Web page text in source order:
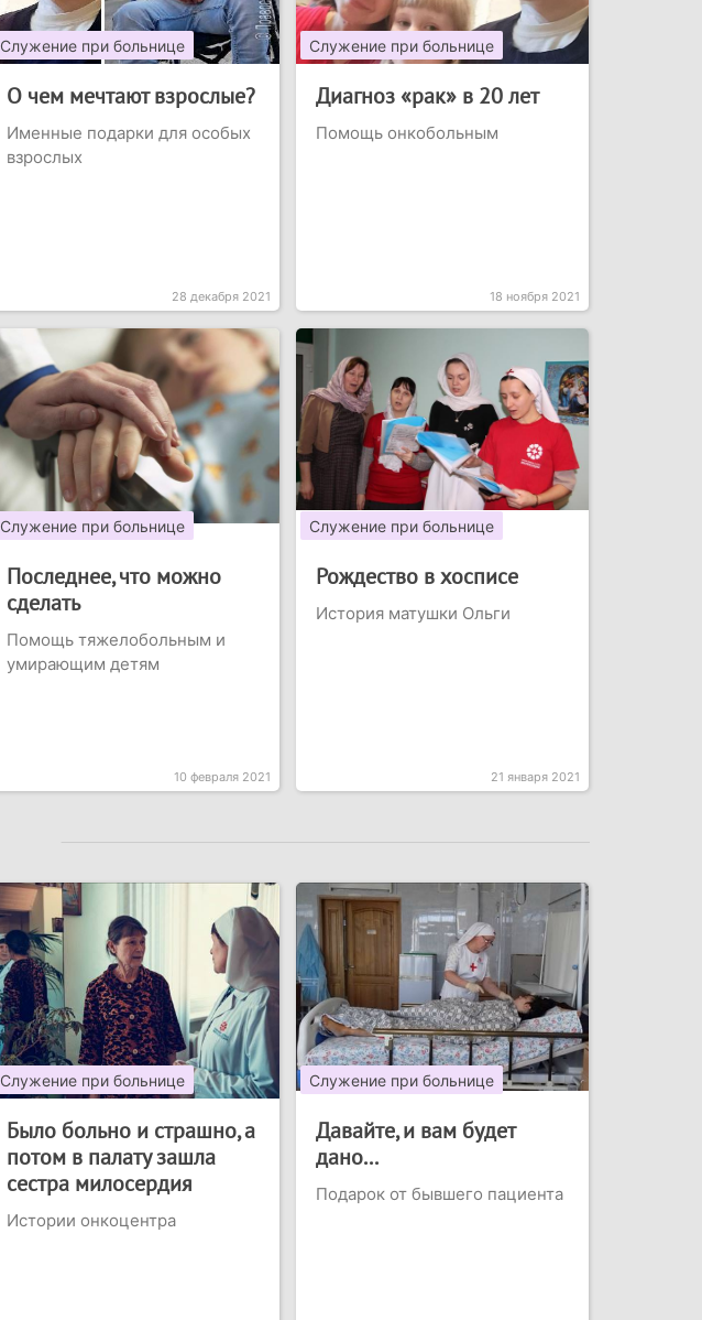
Служение при больнице
О чем мечтают взрослые?
Именные подарки для особых
взрослых
28 декабря 2021
Служение при больнице
Диагноз «рак» в 20 лет
Помощь онкобольным
18 ноября 2021
Служение при больнице
Последнее, что можно
сделать
Помощь тяжелобольным и
умирающим детям
10 февраля 2021
Служение при больнице
Рождество в хосписе
История матушки Ольги
21 января 2021
Служение при больнице
Было больно и страшно, а
потом в палату зашла
сестра милосердия
Истории онкоцентра
Служение при больнице
Давайте, и вам будет
дано...
Подарок от бывшего пациента